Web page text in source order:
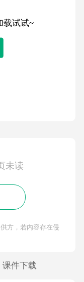
载试试~
未读
方，若内容存在侵
课件下载